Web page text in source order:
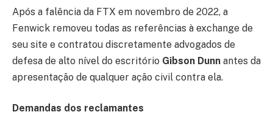
Após a falência da FTX em novembro de 2022, a
Fenwick removeu todas as referências à exchange de
seu site e contratou discretamente advogados de
defesa de alto nível do escritório Gibson Dunn antes da
apresentação de qualquer ação civil contra ela.
Demandas dos reclamantes